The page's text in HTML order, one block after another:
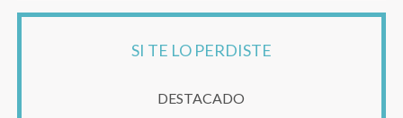
SI TE LO PERDISTE
DESTACADO